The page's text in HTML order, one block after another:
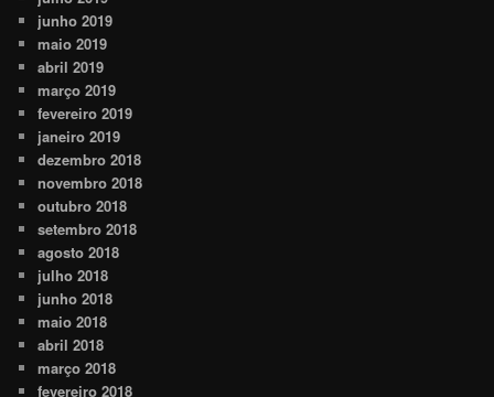
junho 2019
maio 2019
abril 2019
março 2019
fevereiro 2019
janeiro 2019
dezembro 2018
novembro 2018
outubro 2018
setembro 2018
agosto 2018
julho 2018
junho 2018
maio 2018
abril 2018
março 2018
fevereiro 2018